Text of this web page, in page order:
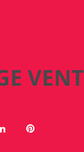
VENT